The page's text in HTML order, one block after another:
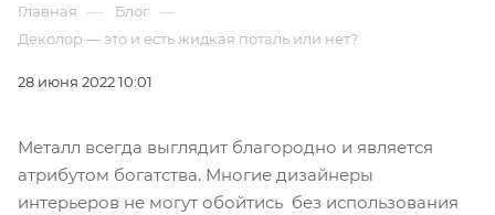
Главная — Блог —
Деколор — это и есть жидкая поталь или нет?
28 июня 2022 10:01
Металл всегда выглядит благородно и является
атрибутом богатства. Многие дизайнеры
интерьеров не могут обойтись без использования